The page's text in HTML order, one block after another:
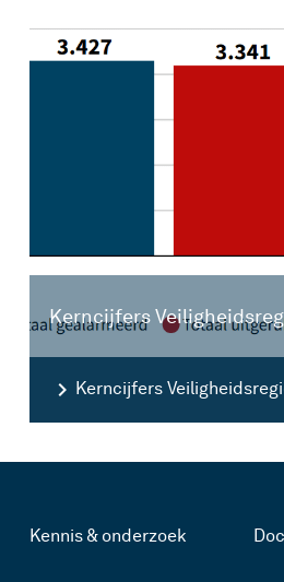
Kerncijfers
Kerncijfers
Kennis & onderzoek